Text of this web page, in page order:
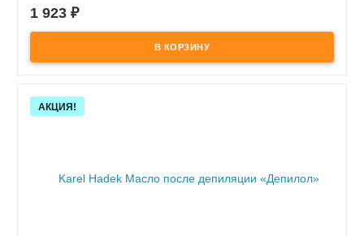
по предоплате
1 923 ₽
Скидка!
АКЦИЯ!